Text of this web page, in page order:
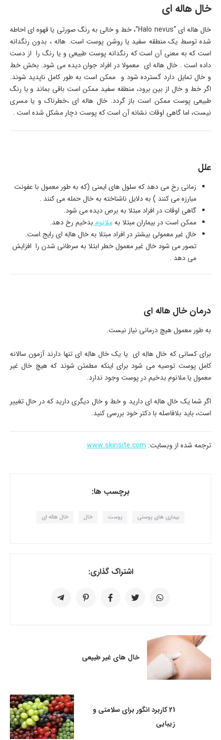
خال هاله ای
خال هاله ای “Halo nevus”، خط و خالی به رنگ صورتی یا قهوه ای احاطه
شده توسط یک منطقه سفید یا روشن پوست است. هاله ، بدون رنگدانه
است که به معنی آن است که رنگدانه پوست طبیعی و یا رنگ را از دست
داده است . خال هاله ای معمولا در افراد جوان دیده می شود. بخش خط
و خال تمایل دارد گسترده شود و ممکن است به طور کامل ناپدید شوند.
اگر خط و خال از بین برود، منطقه سفید ممکن است باقی بماند و یا رنگ
طبیعی پوست ممکن است باز گردد. خال هاله ای ،خطرناک و یا مسری
نیست، اما گاهی اوقات نشانه آن است که پوست دچار مشکل شده است .
علل
زمانی رخ می دهد که سلول های ایمنی (که به طور معمول با عفونت
مبارزه می کنند ) به دلایل ناشناخته به خال حمله می کنند .
گاهی اوقات در افراد مبتلا به برص دیده می شود.
ممکن است در بیماران مبتلا بهملانومبدخیم رخ دهد.
خال غیر معمولی بیشتر در افراد مبتلا به خال هالِه ای رایج است.
تصور می شود خال غیر معمول خطر ابتلا به سرطانی شدن را افزایش
می دهد .
درمان خال هاله ای
به طور معمول هیچ درمانی نیاز نیست.
برای کسانی که خال هالِه ای یا یک خال هالِه ای تنها دارند آزمون سالانه
کامل پوست توصیه می شود برای اینکه مطمئن شوند که هیچ خال غیر
معمول یا ملانوم بدخیم در پوست وجود ندارد.
اگر شما یک خال هالِه ای دارید و خط و خال دیگری دارید که در حال تغییر
است، باید بلافاصله با دکتر خود بررسی کنید.
ترجمه شده از وبسایت: www.skinsite.com
برچسب ها:
بیماری های پوستی پوست خال خال هاله ای
اشتراک گذاری:
خال های غیر طبیعی
21 کاربرد انگور برای سلامتی و
زیبایی